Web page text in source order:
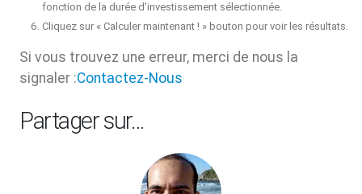
fonction de la durée d'investissement sélectionnée.
Cliquez sur « Calculer maintenant ! » bouton pour voir les résultats.
Si vous trouvez une erreur, merci de nous la
signaler :Contactez-Nous
Partager sur…